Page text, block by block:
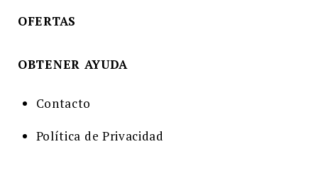
OFERTAS
OBTENER AYUDA
Contacto
Política de Privacidad